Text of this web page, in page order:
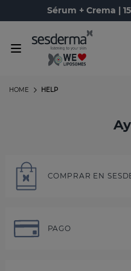
Sérum + Crema |
HELP
HOME
COMPRAR EN
PAGO